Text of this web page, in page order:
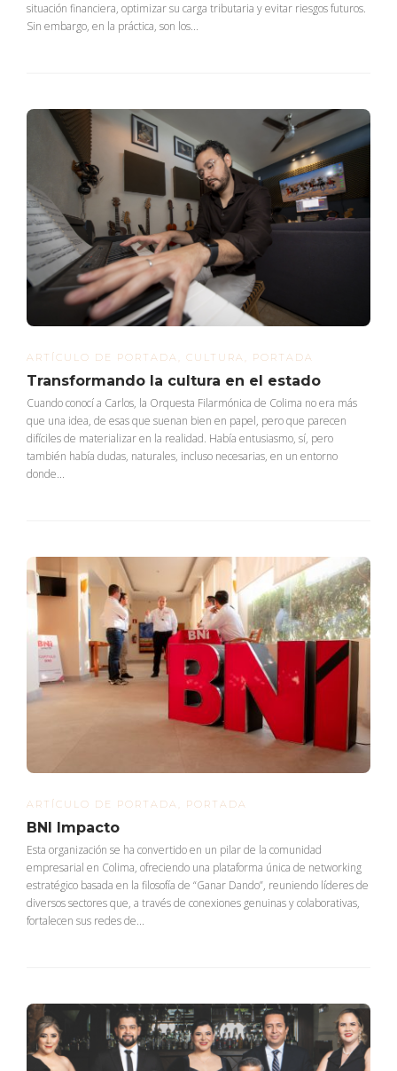
situación financiera, optimizar su carga tributaria y evitar riesgos futuros.
Sin embargo, en la práctica, son los...
ARTÍCULO DE PORTADA CULTURA PORTADA
Transformando la cultura en el estado
Cuando conocí a Carlos, la Orquesta Filarmónica de Colima no era más
que una idea, de esas que suenan bien en papel, pero que parecen
difíciles de materializar en la realidad. Había entusiasmo, sí, pero
también había dudas, naturales, incluso necesarias, en un entorno
donde...
ARTÍCULO DE PORTADA PORTADA
BNI Impacto
Esta organización se ha convertido en un pilar de la comunidad
empresarial en Colima, ofreciendo una plataforma única de networking
estratégico basada en la filosofía de “Ganar Dando”, reuniendo líderes de
diversos sectores que, a través de conexiones genuinas y colaborativas,
fortalecen sus redes de...